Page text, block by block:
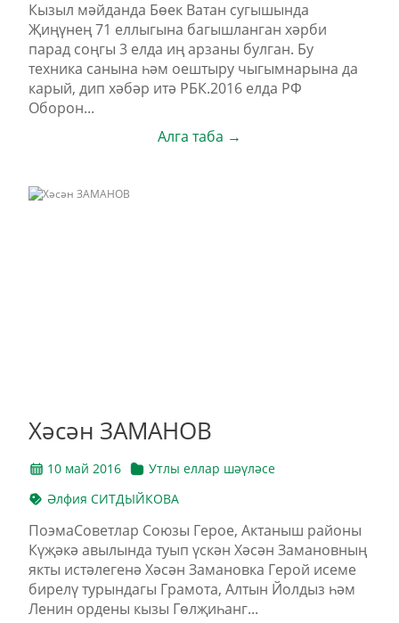
Кызыл мәйданда Бөек Ватан сугышында
Җиңүнең 71 еллыгына багышланган хәрби
парад соңгы 3 елда иң арзаны булган. Бу
техника санына һәм оештыру чыгымнарына да
карый, дип хәбәр итә РБК.2016 елда РФ
Оборон...
Алга таба →
Хәсән ЗАМАНОВ
10 май 2016
Утлы еллар шәүләсе
Әлфия СИТДЫЙКОВА
ПоэмаСоветлар Союзы Герое, Актаныш районы
Күҗәкә авылында туып үскән Хәсән Замановның
якты истәлегенә Хәсән Замановка Герой исеме
бирелү турындагы Грамота, Алтын Йолдыз һәм
Ленин ордены кызы Гөлҗиһанг...